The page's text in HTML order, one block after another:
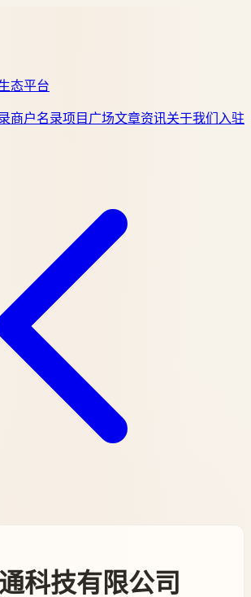
态平台
商户名录项目广场文章资讯关于我们 入驻
科技有限公司